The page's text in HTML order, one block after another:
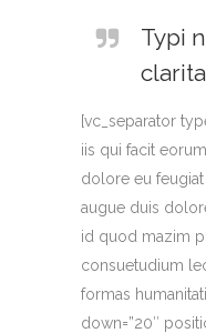
Typi
[vc_separator
iis qui facit
dolore eu
augue duis
id quod mazim
consuetudium
formas
down=”20″